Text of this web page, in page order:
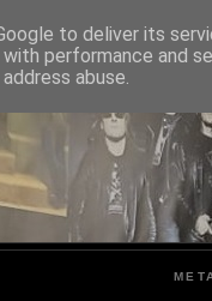
to deliver its
with performance and
abuse.